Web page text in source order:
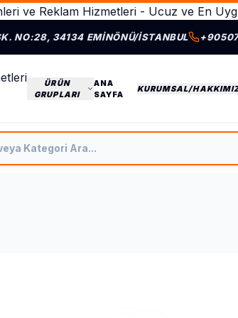
ve Reklam Hizmetleri - Ucuz ve En
NO:28, 34134 EMINÖNÜ/İSTANBUL
ÜRÜN
GRUPLARI
ANA
SAYFA
KURUMSAL/
Kategori Ara